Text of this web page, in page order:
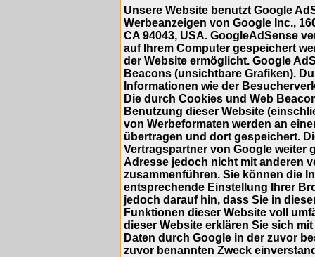
Unsere Website benutzt Google
Werbeanzeigen von Google Inc.,
CA 94043, USA. GoogleAdSense
auf Ihrem Computer gespeichert
der Website ermöglicht. Google
Beacons (unsichtbare Grafiken).
Informationen wie der
Die durch Cookies und Web
Benutzung dieser Website
von Werbeformaten werden an
übertragen und dort gespeichert.
Vertragspartner von Google weiter
Adresse jedoch nicht mit anderen
zusammenführen. Sie können die
entsprechende Einstellung Ihrer
jedoch darauf hin, dass Sie in
Funktionen dieser Website voll
dieser Website erklären Sie sich
Daten durch Google in der zuvor
zuvor benannten Zweck